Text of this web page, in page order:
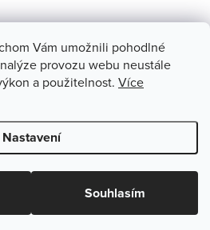
Vám umožnili pohodlné
provozu webu neustále
a použitelnost. Více
Nastavení
Souhlasím
nastavení cookies